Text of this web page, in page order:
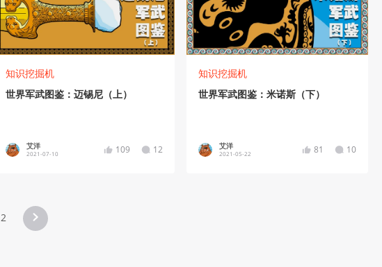
知识挖掘机
世界军武图鉴：迈锡尼（上）
艾洋
2021-07-10 109 12
知识挖掘机
世界军武图鉴：米诺斯（下）
艾洋
2021-05-22 81 10
2